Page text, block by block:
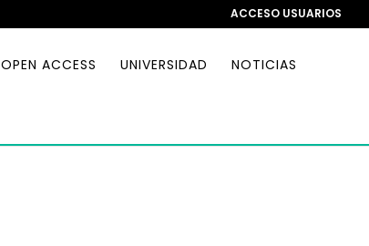
ACCESO USUARIOS
OPEN ACCESS UNIVERSIDAD NOTICIAS